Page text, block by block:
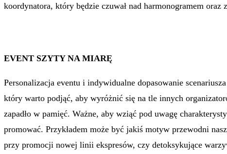
koordynatora, który będzie czuwał nad harmonogramem
EVENT SZYTY NA MIARĘ
Personalizacja eventu i indywidualne dopasowanie
który warto podjąć, aby wyróżnić się na tle innych
zapadło w pamięć. Ważne, aby wziąć pod uwagę
promować. Przykładem może być jakiś motyw przewodni
przy promocji nowej linii ekspresów, czy detoksykujące